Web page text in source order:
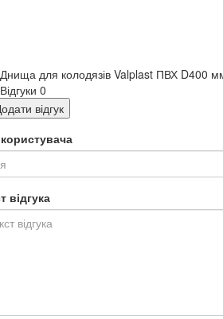
Днища для колодязів Valplast ПВХ D400
Відгуки 0
відгук
відгука